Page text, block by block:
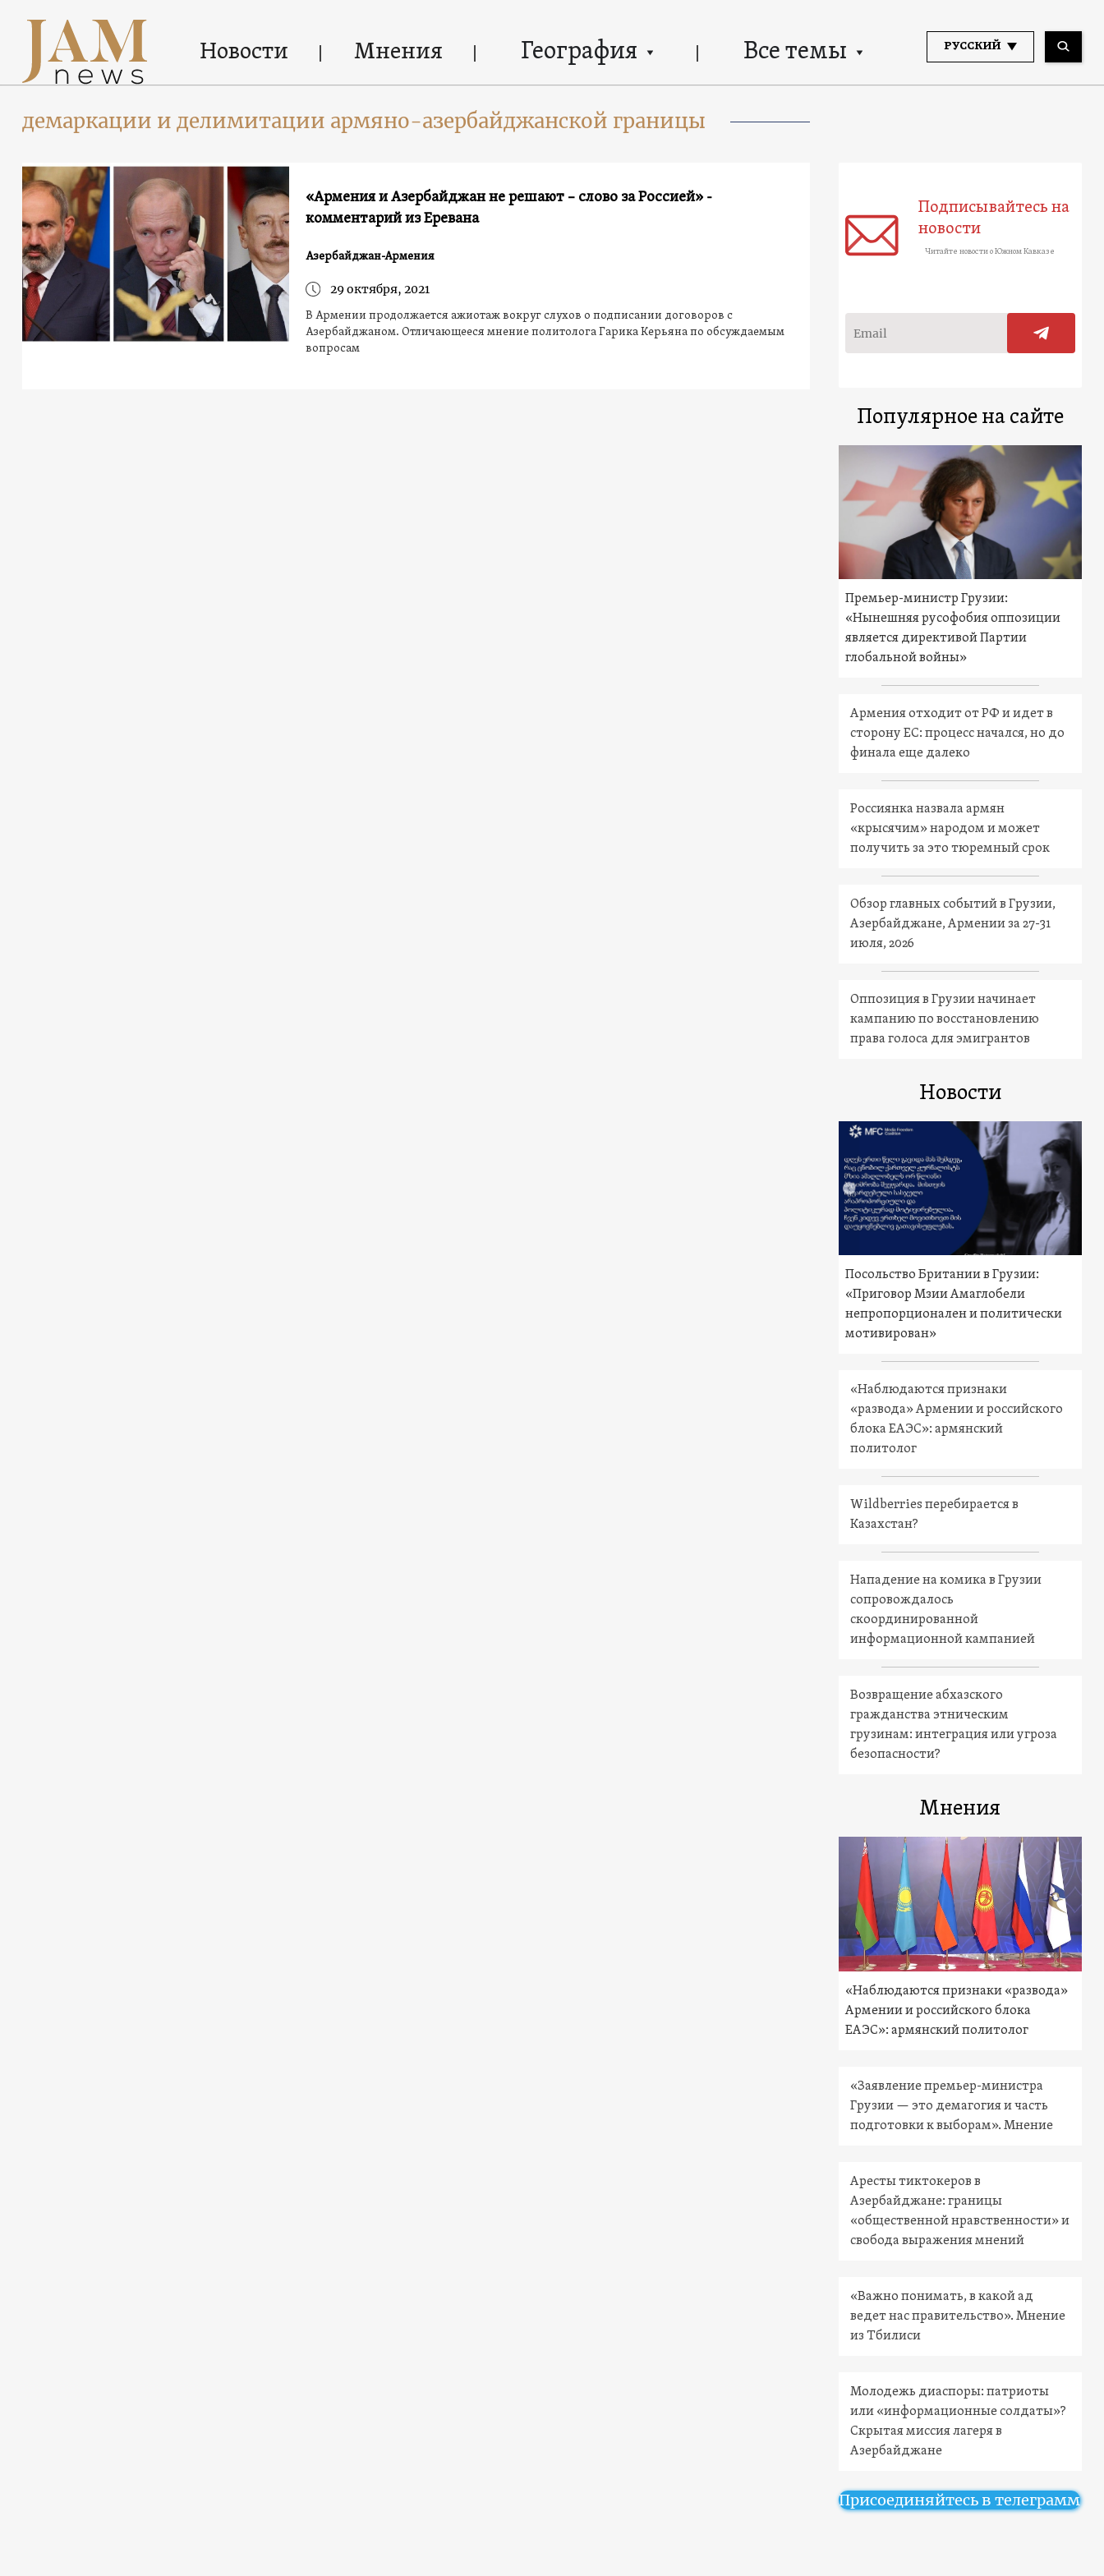
Новости Мнения География Все темы РУССКИЙ
демаркации и делимитации армяно-азербайджанской границы
«Армения и Азербайджан не решают – слово за Россией» -
комментарий из Еревана
Азербайджан-Армения
29 октября, 2021
В Армении продолжается ажиотаж вокруг слухов о подписании договоров с
Азербайджаном. Отличающееся мнение политолога Гарика Керьяна по обсуждаемым
вопросам
Подписывайтесь на
новости
Читайте новости о Южном Кавказе
Популярное на сайте
Премьер-министр Грузии:
«Нынешняя русофобия оппозиции
является директивой Партии
глобальной войны»
Армения отходит от РФ и идет в
сторону ЕС: процесс начался, но до
финала еще далеко
Россиянка назвала армян
«крысячим» народом и может
получить за это тюремный срок
Обзор главных событий в Грузии,
Азербайджане, Армении за 27-31
июля, 2026
Оппозиция в Грузии начинает
кампанию по восстановлению
права голоса для эмигрантов
Новости
Посольство Британии в Грузии:
«Приговор Мзии Амаглобели
непропорционален и политически
мотивирован»
«Наблюдаются признаки
«развода» Армении и российского
блока ЕАЭС»: армянский
политолог
Wildberries перебирается в
Казахстан?
Нападение на комика в Грузии
сопровождалось
скоординированной
информационной кампанией
Возвращение абхазского
гражданства этническим
грузинам: интеграция или угроза
безопасности?
Мнения
«Наблюдаются признаки «развода»
Армении и российского блока
ЕАЭС»: армянский политолог
«Заявление премьер-министра
Грузии — это демагогия и часть
подготовки к выборам». Мнение
Аресты тиктокеров в
Азербайджане: границы
«общественной нравственности» и
свобода выражения мнений
«Важно понимать, в какой ад
ведет нас правительство». Мнение
из Тбилиси
Молодежь диаспоры: патриоты
или «информационные солдаты»?
Скрытая миссия лагеря в
Азербайджане
Присоединяйтесь в телеграмм